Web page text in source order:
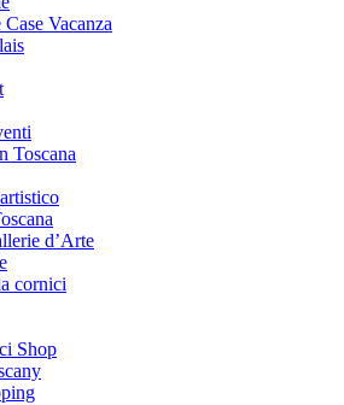
Case Vacanza
Toscana
d’Arte
cornici
Shop